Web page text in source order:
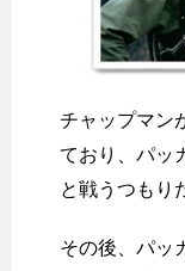
チャップマン
ており、パッ
と戦うつもり
その後、パッ